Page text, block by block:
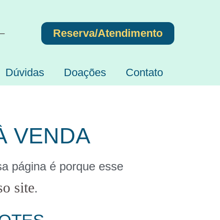
Reserva/Atendimento
Dúvidas Doações Contato
VENDA
página é porque esse
site.